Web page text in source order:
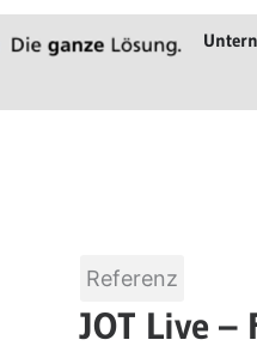
Zum
Inhalt
Referenz
JOT Live